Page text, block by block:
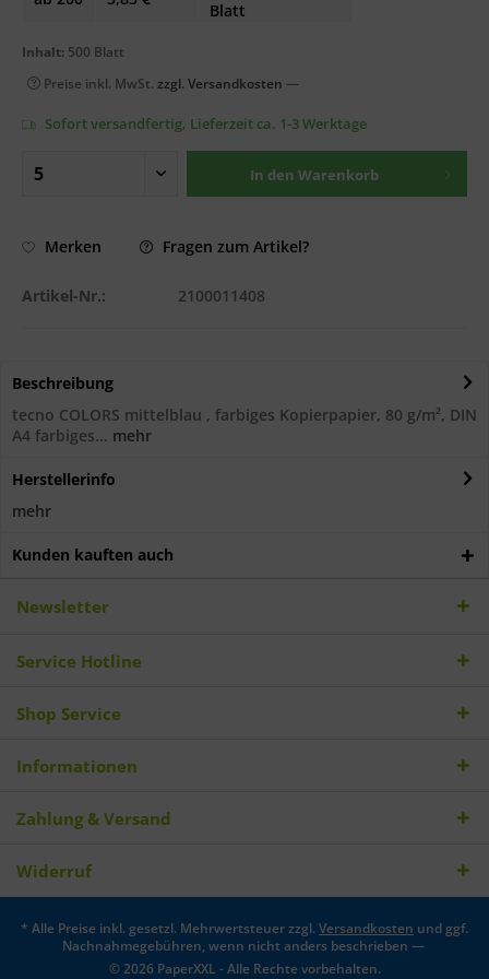
Blatt
Inhalt: 500 Blatt
Preise inkl. MwSt. zzgl. Versandkosten —
Sofort versandfertig, Lieferzeit ca. 1-3 Werktage
In den Warenkorb
Merken Fragen zum Artikel?
Artikel-Nr.: 2100011408
Beschreibung
tecno COLORS mittelblau , farbiges Kopierpapier, 80 g/m², DIN
A4 farbiges... mehr
Herstellerinfo
mehr
Kunden kauften auch
Newsletter
Service Hotline
Shop Service
Informationen
Zahlung & Versand
Widerruf
* Alle Preise inkl. gesetzl. Mehrwertsteuer zzgl.Versandkosten und ggf.
Nachnahmegebühren, wenn nicht anders beschrieben —
© 2026 PaperXXL - Alle Rechte vorbehalten.